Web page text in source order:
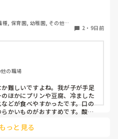
い！
, 保育園, 幼稚園, その他の
2 ・ 9日前
の職場
難しいですよね。我が子が手足
ほかにプリンや豆腐、冷ました
どが食べやすかったです。口の
かいものがおすすめです。酸味
れると安心ですよ。
っと見る